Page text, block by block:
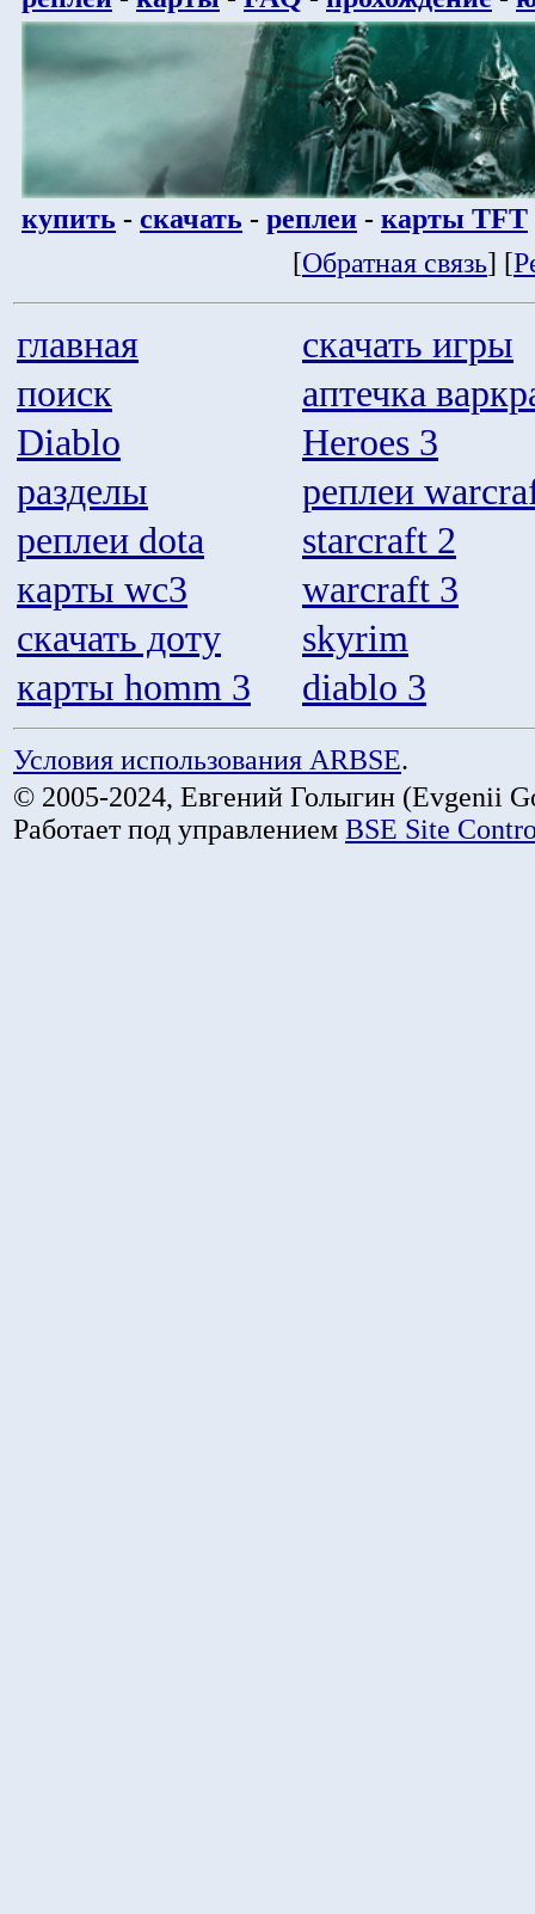
купить - скачать - реплеи - карты TFT
[Обратная связь] [
главная
скачать игры
поиск
аптечка
Diablo
Heroes 3
разделы
реплеи
реплеи dota
starcraft 2
карты wc3
warcraft 3
скачать доту
skyrim
карты homm 3
diablo 3
Условия использования ARBSE.
© 2005-2024, Евгений Голыгин (Evgenii
Работает под управлением BSE Site